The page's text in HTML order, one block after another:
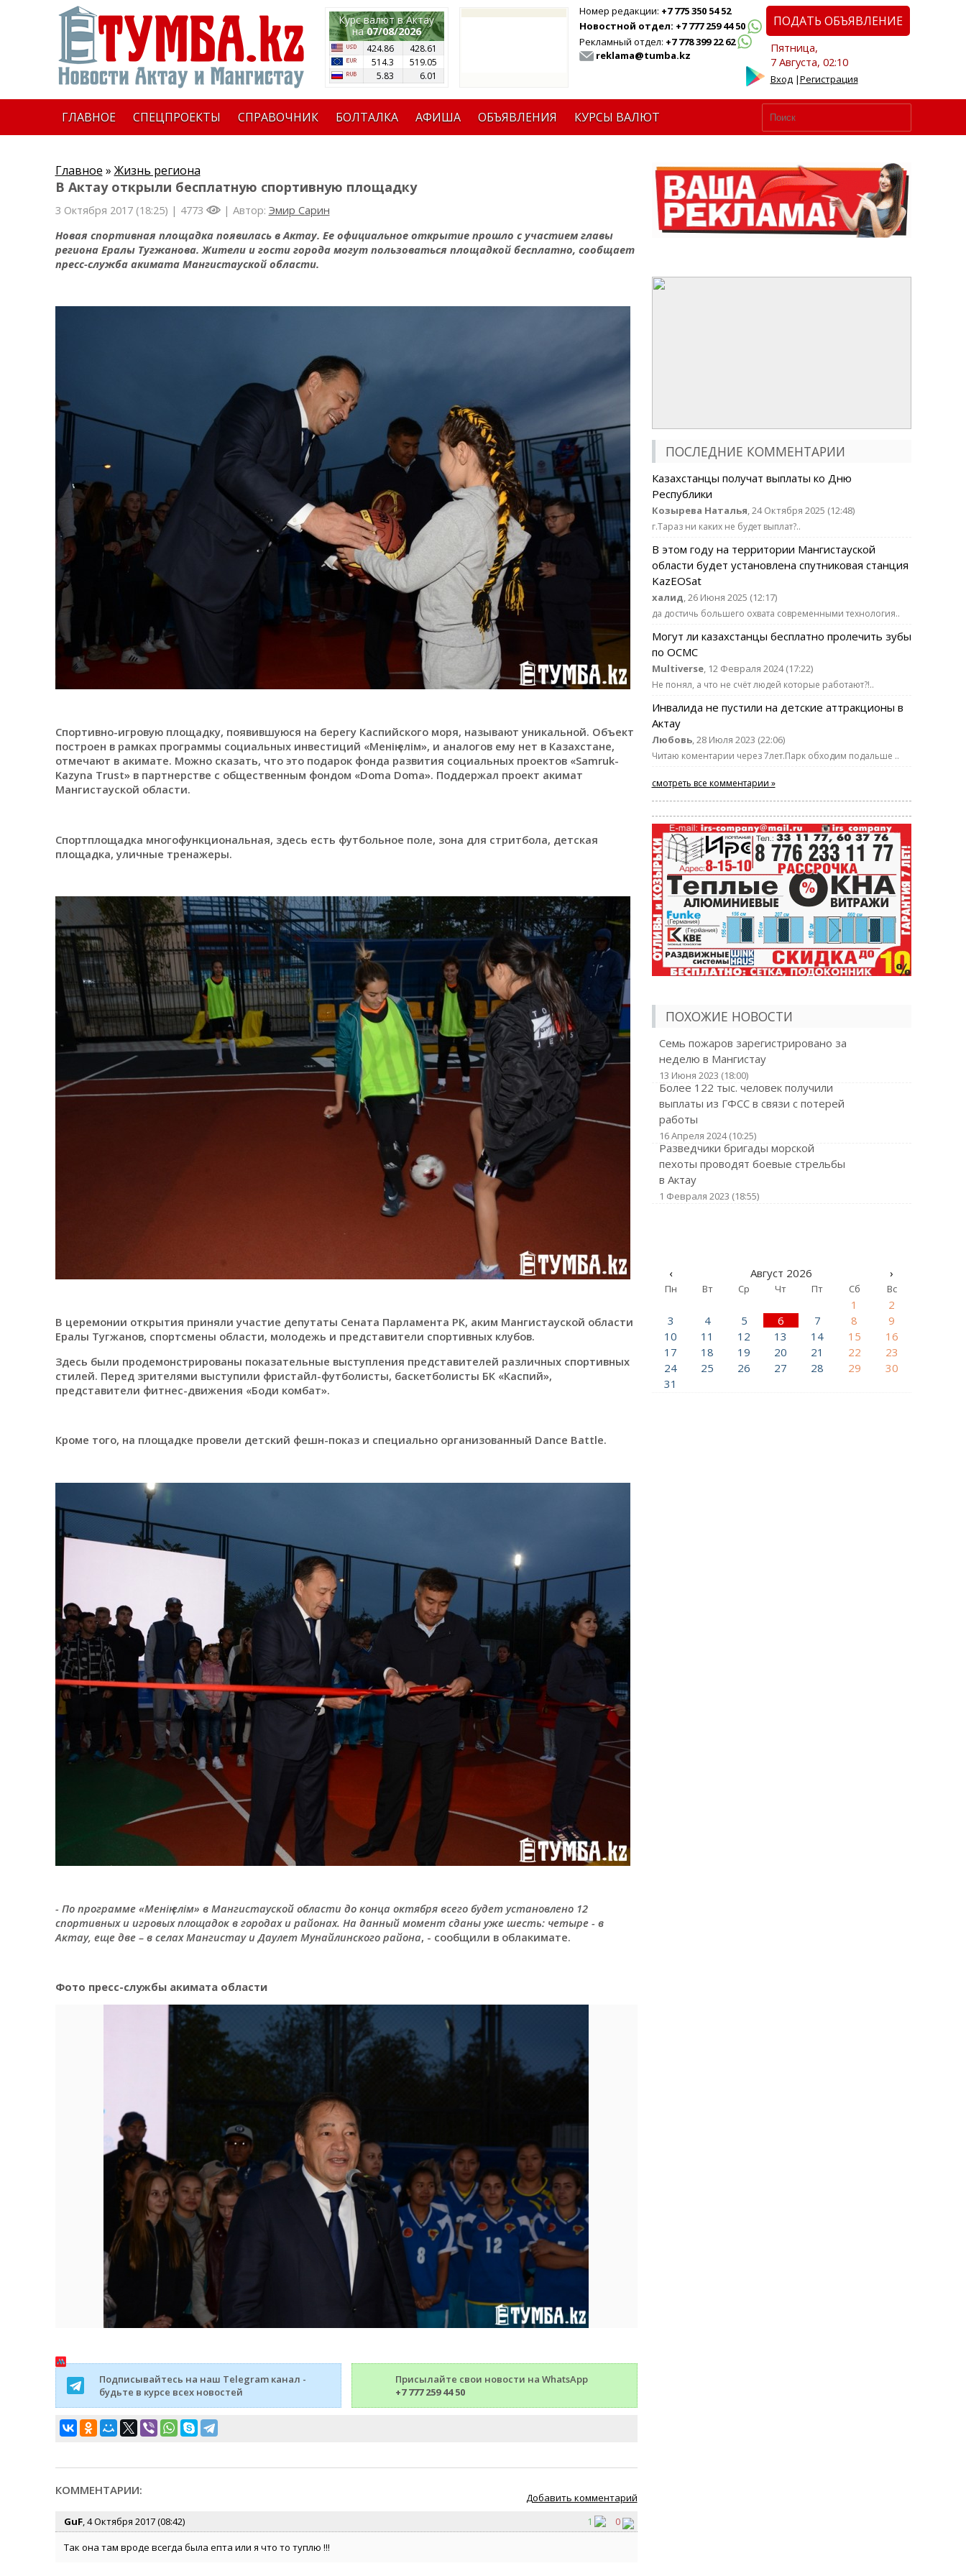
Курс валют в Актау
на07/08/2026
424.86
428.61
514.3
519.05
5.83
6.01
Номер редакции: +7 775 350 54 52
Новостной отдел: +7 777 259 44 50
Рекламный отдел: +7 778 399 22 62
reklama@tumba.kz
ПОДАТЬ ОБЪЯВЛЕНИЕ
Пятница,
7 Августа, 02:10
Вход|Регистрация
ГЛАВНОЕ СПЕЦПРОЕКТЫ СПРАВОЧНИК БОЛТАЛКА АФИША ОБЪЯВЛЕНИЯ КУРСЫ ВАЛЮТ
Главное » Жизнь региона
В Актау открыли бесплатную спортивную площадку
3 Октября 2017 (18:25) | 4773 | Автор: Эмир Сарин
Новая спортивная площадка появилась в Актау. Ее официальное открытие прошло с участием главы
региона Ералы Тугжанова. Жители и гости города могут пользоваться площадкой бесплатно, сообщает
пресс-служба акимата Мангистауской области.
Спортивно-игровую площадку, появившуюся на берегу Каспийского моря, называют уникальной. Объект
построен в рамках программы социальных инвестиций «Менің елім», и аналогов ему нет в Казахстане,
отмечают в акимате. Можно сказать, что это подарок фонда развития социальных проектов «Samruk-
Kazyna Trust» в партнерстве с общественным фондом «Doma Doma». Поддержал проект акимат
Мангистауской области.
Спортплощадка многофункциональная, здесь есть футбольное поле, зона для стритбола, детская
площадка, уличные тренажеры.
В церемонии открытия приняли участие депутаты Сената Парламента РК, аким Мангистауской области
Ералы Тугжанов, спортсмены области, молодежь и представители спортивных клубов.
Здесь были продемонстрированы показательные выступления представителей различных спортивных
стилей. Перед зрителями выступили фристайл-футболисты, баскетболисты БК «Каспий»,
представители фитнес-движения «Боди комбат».
Кроме того, на площадке провели детский фешн-показ и специально организованный Dance Battle.
- По программе «Менің елім» в Мангистауской области до конца октября всего будет установлено 12
спортивных и игровых площадок в городах и районах. На данный момент сданы уже шесть: четыре - в
Актау, еще две – в селах Мангистау и Даулет Мунайлинского района, - сообщили в облакимате.
Фото пресс-службы акимата области
Подписывайтесь на наш Telegram канал -
будьте в курсе всех новостей
Присылайте свои новости на WhatsApp
+7 777 259 44 50
КОММЕНТАРИИ:
Добавить комментарий
GuF, 4 Октября 2017 (08:42) 1
0
Так она там вроде всегда была епта или я что то туплю !!!
ПОСЛЕДНИЕ КОММЕНТАРИИ
Казахстанцы получат выплаты ко Дню
Республики
Козырева Наталья, 24 Октября 2025 (12:48)
г.Тараз ни каких не будет выплат?..
В этом году на территории Мангистауской
области будет установлена спутниковая станция
KazEOSat
халид, 26 Июня 2025 (12:17)
да достичь большего охвата современными технология..
Могут ли казахстанцы бесплатно пролечить зубы
по ОСМС
Multiverse, 12 Февраля 2024 (17:22)
Не понял, а что не счёт людей которые работают?!..
Инвалида не пустили на детские аттракционы в
Актау
Любовь, 28 Июля 2023 (22:06)
Читаю коментарии через 7лет.Парк обходим подальше ..
смотреть все комментарии »
ПОХОЖИЕ НОВОСТИ
Семь пожаров зарегистрировано за
неделю в Мангистау
13 Июня 2023 (18:00)
Более 122 тыс. человек получили
выплаты из ГФСС в связи с потерей
работы
16 Апреля 2024 (10:25)
Разведчики бригады морской
пехоты проводят боевые стрельбы
в Актау
1 Февраля 2023 (18:55)
‹ Август 2026 ›
Пн Вт Ср Чт Пт Сб Вс
1
2
3
4 5 6 7 8
9
10
11 12 13 14 15
16
17
18 19 20 21 22
23
24
25 26 27 28 29
30
31